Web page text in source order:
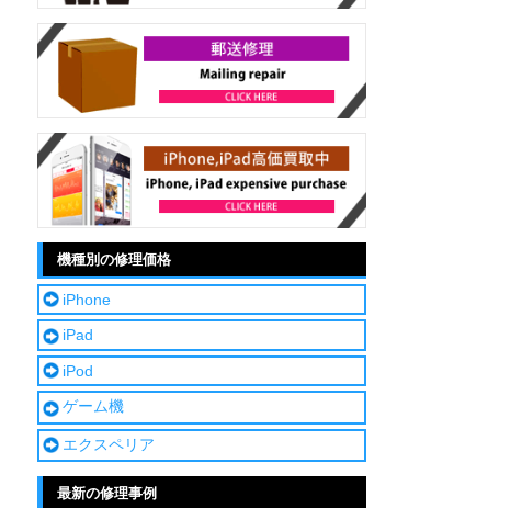
機種別の修理価格
iPhone
iPad
iPod
ゲーム機
エクスペリア
最新の修理事例